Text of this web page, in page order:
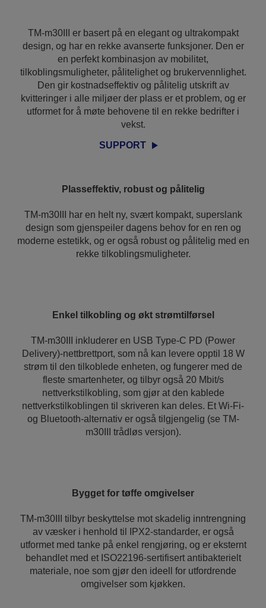
TM-m30III er basert på en elegant og ultrakompakt
design, og har en rekke avanserte funksjoner. Den er
en perfekt kombinasjon av mobilitet,
tilkoblingsmuligheter, pålitelighet og brukervennlighet.
Den gir kostnadseffektiv og pålitelig utskrift av
kvitteringer i alle miljøer der plass er et problem, og er
utformet for å møte behovene til en rekke bedrifter i
vekst.
SUPPORT
Plasseffektiv, robust og pålitelig
TM-m30III har en helt ny, svært kompakt, superslank
design som gjenspeiler dagens behov for en ren og
moderne estetikk, og er også robust og pålitelig med en
rekke tilkoblingsmuligheter.
Enkel tilkobling og økt strømtilførsel
TM-m30III inkluderer en USB Type-C PD (Power
Delivery)-nettbrettport, som nå kan levere opptil 18 W
strøm til den tilkoblede enheten, og fungerer med de
fleste smartenheter, og tilbyr også 20 Mbit/s
nettverkstilkobling, som gjør at den kablede
nettverkstilkoblingen til skriveren kan deles. Et Wi-Fi-
og Bluetooth-alternativ er også tilgjengelig (se TM-
m30III trådløs versjon).
Bygget for tøffe omgivelser
TM-m30III tilbyr beskyttelse mot skadelig inntrengning
av væsker i henhold til IPX2-standarder, er også
utformet med tanke på enkel rengjøring, og er eksternt
behandlet med et ISO22196-sertifisert antibakterielt
materiale, noe som gjør den ideell for utfordrende
omgivelser som kjøkken.